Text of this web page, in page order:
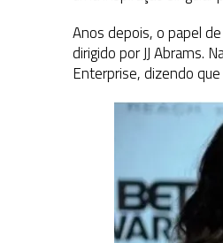
Anos depois, o papel
dirigido por JJ Abrams.
Enterprise, dizendo